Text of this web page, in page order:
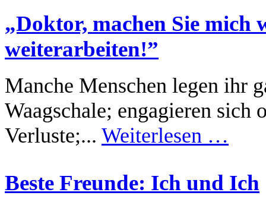
„Doktor, machen Sie mich
weiterarbeiten!”
Manche Menschen legen ihr
Waagschale; engagieren sich
Verluste;... Weiterlesen …
Beste Freunde: Ich und Ich